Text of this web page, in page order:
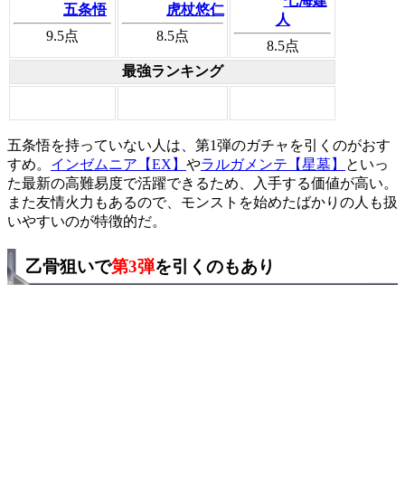
五条悟
9.5点
虎杖悠仁
8.5点
人
8.5点
最強ランキング
五条悟を持っていない人は、第1弾のガチャを引くのがおす
すめ。 インゼムニア【EX】 やラルガメンテ【星墓】
といっ
た最新の高難易度で活躍できるため、入手する価値が高い。
また友情火力もあるので、モンストを始めたばかりの人も扱
いやすいのが特徴的だ。
乙骨狙いで第3弾を引くのもあり